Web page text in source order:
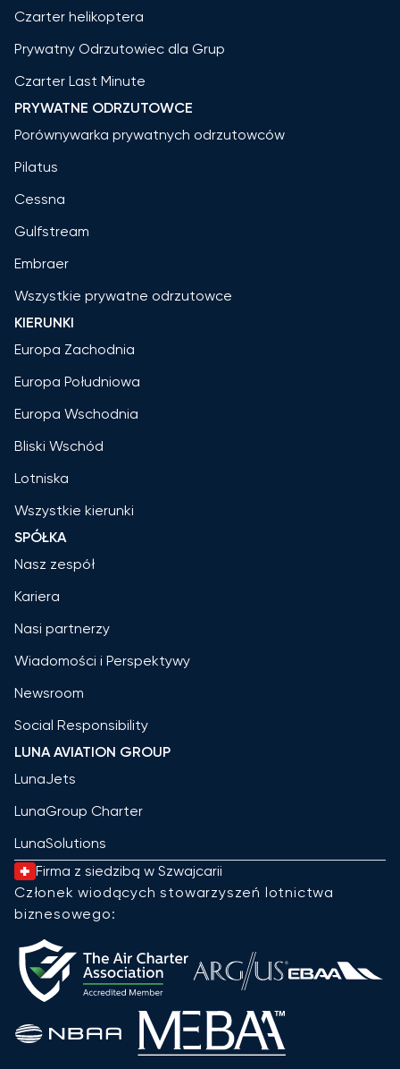
Czarter helikoptera
Prywatny Odrzutowiec dla Grup
Czarter Last Minute
PRYWATNE ODRZUTOWCE
Porównywarka prywatnych odrzutowców
Pilatus
Cessna
Gulfstream
Embraer
Wszystkie prywatne odrzutowce
KIERUNKI
Europa Zachodnia
Europa Południowa
Europa Wschodnia
Bliski Wschód
Lotniska
Wszystkie kierunki
SPÓŁKA
Nasz zespół
Kariera
Nasi partnerzy
Wiadomości i Perspektywy
Newsroom
Social Responsibility
LUNA AVIATION GROUP
LunaJets
LunaGroup Charter
LunaSolutions
Firma z siedzibą w Szwajcarii
Członek wiodących stowarzyszeń lotnictwa
biznesowego: